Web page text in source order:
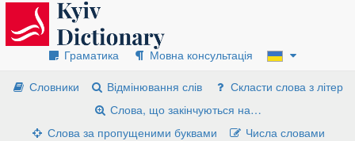
Граматика
Мовна консультація
Словники
Відмінювання слів
Скласти слова з літер
Слова, що закінчуються на…
Слова за пропущеними буквами
Числа словами